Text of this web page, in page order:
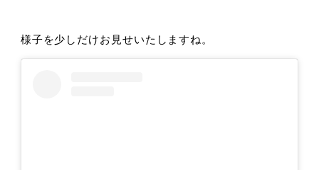
様子を少しだけお見せいたしますね。